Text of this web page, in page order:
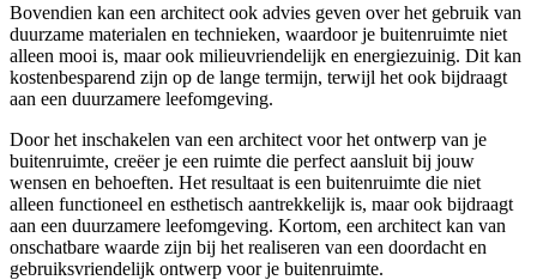
Bovendien kan een architect ook advies geven over het gebruik van
duurzame materialen en technieken, waardoor je buitenruimte niet
alleen mooi is, maar ook milieuvriendelijk en energiezuinig. Dit kan
kostenbesparend zijn op de lange termijn, terwijl het ook bijdraagt
aan een duurzamere leefomgeving.
Door het inschakelen van een architect voor het ontwerp van je
buitenruimte, creëer je een ruimte die perfect aansluit bij jouw
wensen en behoeften. Het resultaat is een buitenruimte die niet
alleen functioneel en esthetisch aantrekkelijk is, maar ook bijdraagt
aan een duurzamere leefomgeving. Kortom, een architect kan van
onschatbare waarde zijn bij het realiseren van een doordacht en
gebruiksvriendelijk ontwerp voor je buitenruimte.